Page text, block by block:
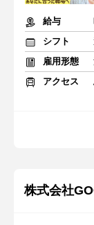
給与
シフト
雇用形態
アクセス
株式会社